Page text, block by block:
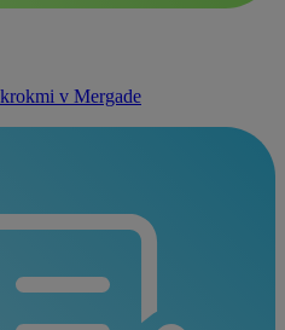
v Mergade